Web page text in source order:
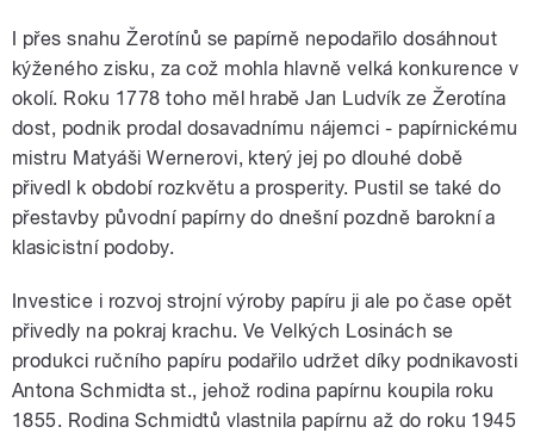
I přes snahu Žerotínů se papírně nepodařilo dosáhnout
kýženého zisku, za což mohla hlavně velká konkurence v
okolí. Roku 1778 toho měl hrabě Jan Ludvík ze Žerotína
dost, podnik prodal dosavadnímu nájemci - papírnickému
mistru Matyáši Wernerovi, který jej po dlouhé době
přivedl k období rozkvětu a prosperity. Pustil se také do
přestavby původní papírny do dnešní pozdně barokní a
klasicistní podoby.
Investice i rozvoj strojní výroby papíru ji ale po čase opět
přivedly na pokraj krachu. Ve Velkých Losinách se
produkci ručního papíru podařilo udržet díky podnikavosti
Antona Schmidta st., jehož rodina papírnu koupila roku
1855. Rodina Schmidtů vlastnila papírnu až do roku 1945